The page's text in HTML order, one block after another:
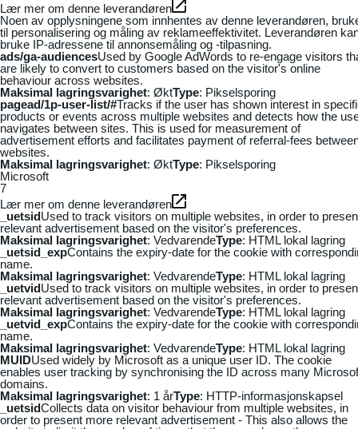
Lær mer om denne leverandøren
Noen av opplysningene som innhentes av denne leverandøren,
til personalisering og måling av reklameeffektivitet. Leverandøren
bruke IP-adressene til annonsemåling og -tilpasning.
ads/ga-audiencesUsed by Google AdWords to re-engage visitors
are likely to convert to customers based on the visitor's online
behaviour across websites.
Maksimal lagringsvarighet: ØktType: Pikselsporing
pagead/1p-user-list/#Tracks if the user has shown interest in
products or events across multiple websites and detects how the
navigates between sites. This is used for measurement of
advertisement efforts and facilitates payment of referral-fees
websites.
Maksimal lagringsvarighet: ØktType: Pikselsporing
Microsoft
7
Lær mer om denne leverandøren
_uetsidUsed to track visitors on multiple websites, in order to
relevant advertisement based on the visitor's preferences.
Maksimal lagringsvarighet: VedvarendeType: HTML lokal lagring
_uetsid_expContains the expiry-date for the cookie with
name.
Maksimal lagringsvarighet: VedvarendeType: HTML lokal lagring
_uetvidUsed to track visitors on multiple websites, in order to
relevant advertisement based on the visitor's preferences.
Maksimal lagringsvarighet: VedvarendeType: HTML lokal lagring
_uetvid_expContains the expiry-date for the cookie with
name.
Maksimal lagringsvarighet: VedvarendeType: HTML lokal lagring
MUIDUsed widely by Microsoft as a unique user ID. The cookie
enables user tracking by synchronising the ID across many
domains.
Maksimal lagringsvarighet: 1 årType: HTTP-informasjonskapsel
_uetsidCollects data on visitor behaviour from multiple websites, in
order to present more relevant advertisement - This also allows the